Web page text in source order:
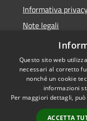
Informativa
Note legali
Dichiarazione di
Accessibilità
Questo sito web
necessari al corretto
nonché un cookie
informazioni
Per maggiori dettagli,
ACCETTA